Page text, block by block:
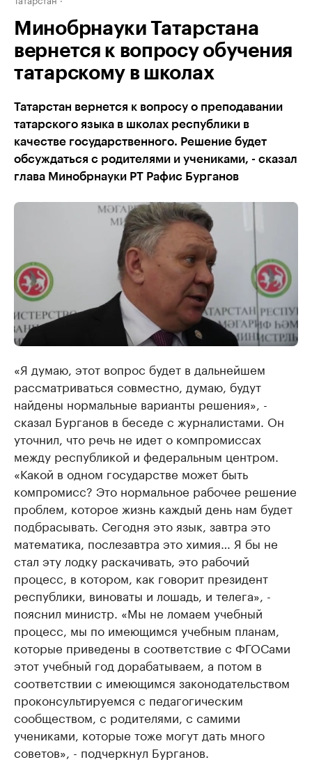
Минобрнауки Татарстана
вернется к вопросу обучения
татарскому в школах
Татарстан вернется к вопросу о преподавании
татарского языка в школах республики в
качестве государственного. Решение будет
обсуждаться с родителями и учениками, - сказал
глава Минобрнауки РТ Рафис Бурганов
«Я думаю, этот вопрос будет в дальнейшем
рассматриваться совместно, думаю, будут
найдены нормальные варианты решения», -
сказал Бурганов в беседе с журналистами. Он
уточнил, что речь не идет о компромиссах
между республикой и федеральным центром.
«Какой в одном государстве может быть
компромисс? Это нормальное рабочее решение
проблем, которое жизнь каждый день нам будет
подбрасывать. Сегодня это язык, завтра это
математика, послезавтра это химия… Я бы не
стал эту лодку раскачивать, это рабочий
процесс, в котором, как говорит президент
республики, виноваты и лошадь, и телега», -
пояснил министр. «Мы не ломаем учебный
процесс, мы по имеющимся учебным планам,
которые приведены в соответствие с ФГОСами
этот учебный год дорабатываем, а потом в
соответствии с имеющимся законодательством
проконсультируемся с педагогическим
сообществом, с родителями, с самими
учениками, которые тоже могут дать много
советов», - подчеркнул Бурганов.